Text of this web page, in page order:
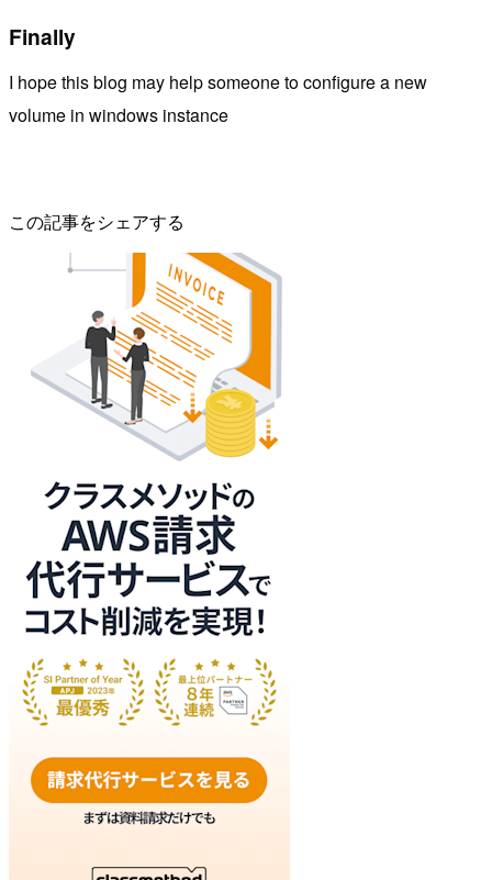
Finally
I hope this blog may help someone to configure a new
volume in windows instance
この記事をシェアする